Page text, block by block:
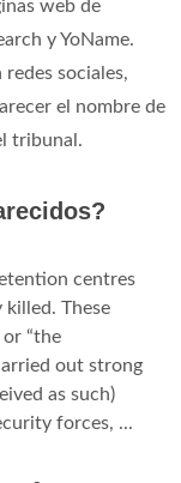
web de
y YoName.
redes sociales,
el nombre de
tribunal.
centres
These
or “the
out strong
as such)
forces, ...